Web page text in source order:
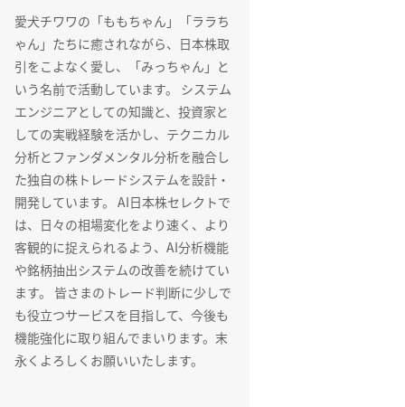
愛犬チワワの「ももちゃん」「ララち
ゃん」たちに癒されながら、日本株取
引をこよなく愛し、「みっちゃん」と
いう名前で活動しています。 システム
エンジニアとしての知識と、投資家と
しての実戦経験を活かし、テクニカル
分析とファンダメンタル分析を融合し
た独自の株トレードシステムを設計・
開発しています。 AI日本株セレクトで
は、日々の相場変化をより速く、より
客観的に捉えられるよう、AI分析機能
や銘柄抽出システムの改善を続けてい
ます。 皆さまのトレード判断に少しで
も役立つサービスを目指して、今後も
機能強化に取り組んでまいります。末
永くよろしくお願いいたします。